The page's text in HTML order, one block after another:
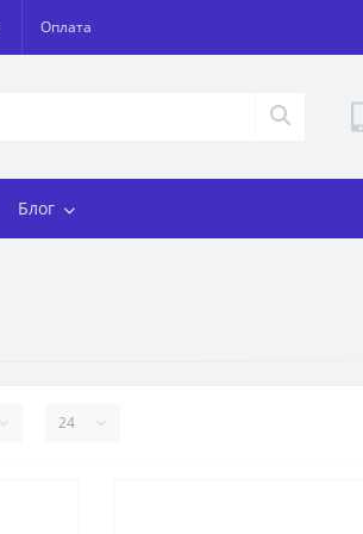
Оплата
Блог